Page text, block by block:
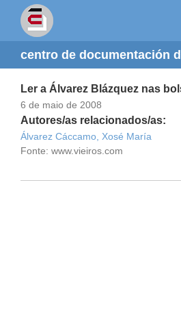
centro de documentación
Ler a Álvarez Blázquez nas
6 de maio de 2008
Autores/as relacionados/as:
Álvarez Cáccamo, Xosé María
Fonte: www.vieiros.com